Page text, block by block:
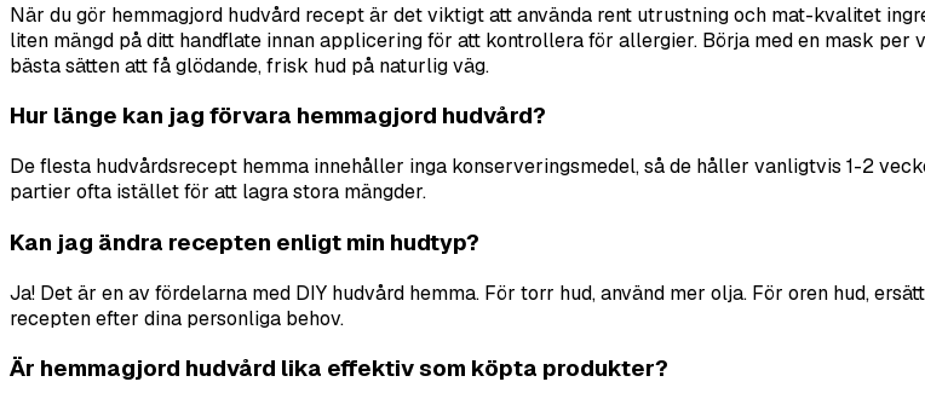
När du gör hemmagjord hudvård recept är det viktigt att använda rent utrustning och mat-kvalitet
liten mängd på ditt handflate innan applicering för att kontrollera för allergier. Börja med en mask
bästa sätten att få glödande, frisk hud på naturlig väg.
Hur länge kan jag förvara hemmagjord hudvård?
De flesta hudvårdsrecept hemma innehåller inga konserveringsmedel, så de håller vanligtvis 1-2
partier ofta istället för att lagra stora mängder.
Kan jag ändra recepten enligt min hudtyp?
Ja! Det är en av fördelarna med DIY hudvård hemma. För torr hud, använd mer olja. För oren hud,
recepten efter dina personliga behov.
Är hemmagjord hudvård lika effektiv som köpta produkter?